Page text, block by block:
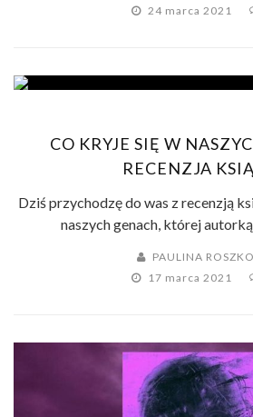
24 marca 2021
CO KRYJE SIĘ W
RECENZJA
Dziś przychodzę do was z recenzją
naszych genach, której
PAULINA ROSZKO
17 marca 2021